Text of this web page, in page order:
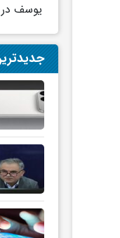
یوسف در